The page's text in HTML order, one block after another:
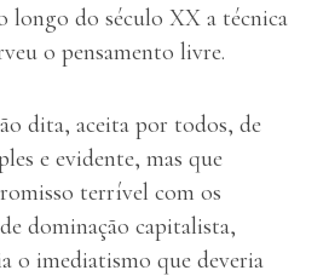
longo do século XX a técnica
o pensamento livre.
dita, aceita por todos, de
e evidente, mas que
terrível com os
dominação capitalista,
o imediatismo que deveria